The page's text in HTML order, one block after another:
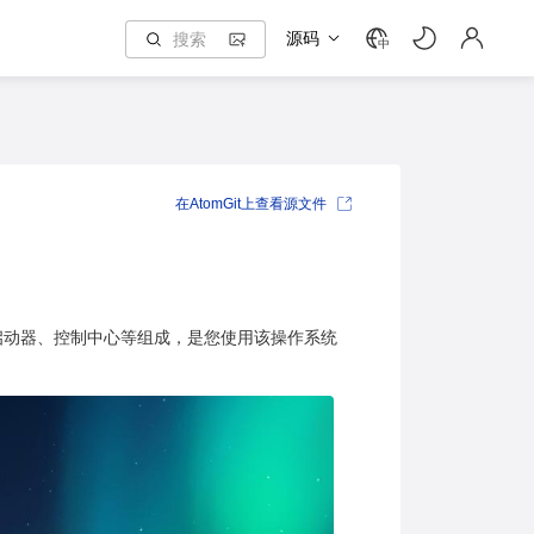
源码 中
器、控制中心等组成，是您使用该操作系统
在AtomGit上查看源文件